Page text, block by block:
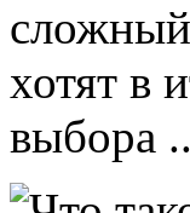
сложный
хотят в
выбора